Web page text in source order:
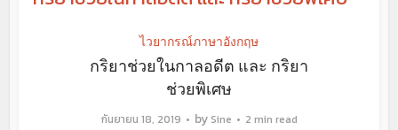
ไวยากรณ์ภาษาอังกฤษ
กริยาช่วยในกาลอดีต และ กริยา
ช่วยพิเศษ
กันยายน 18, 2019 by Sine 2 min read